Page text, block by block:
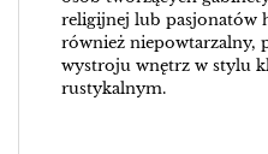
religijnej lub pasjonatów
również niepowtarzalny,
wystroju wnętrz w stylu
rustykalnym.